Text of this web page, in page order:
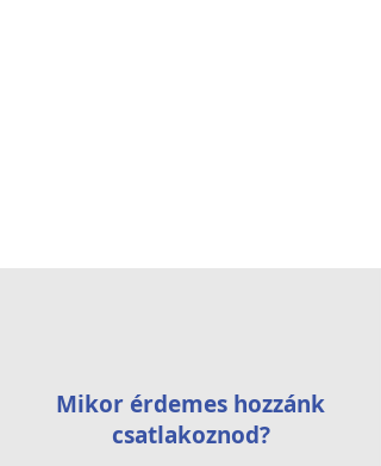
Mikor érdemes hozzánk
csatlakoznod?